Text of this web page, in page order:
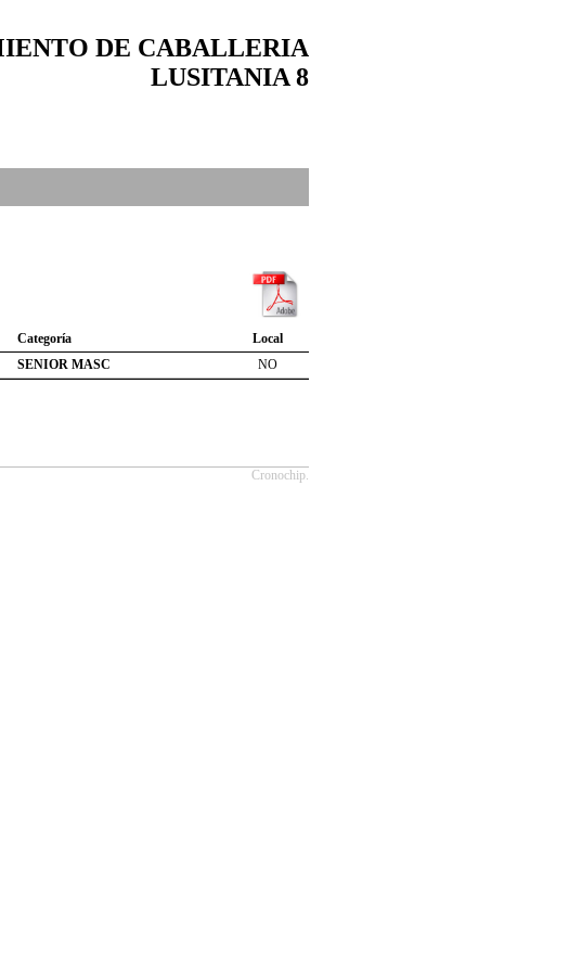
DE CABALLERIA
LUSITANIA 8
Categoría
Local
SENIOR MASC
NO
Cronochip.